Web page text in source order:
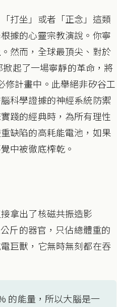
打坐」或者「正念」這類
據的心靈宗教演說。你寧
然而，全球最頂尖、對於
起了一場寧靜的革命，將
計畫中。此舉絕非矽谷工
科學證據的神經系統防禦
踐的經典時，為所有理性
缺陷的高耗能電池，如果
中被徹底榨乾。
拿出了核磁共振造影
斤的器官，只佔總體重的
巨獸，它無時無刻都在吞
的能量，所以大腦是一